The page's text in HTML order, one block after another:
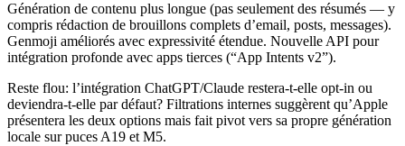
Génération de contenu plus longue (pas seulement des résumés — y
compris rédaction de brouillons complets d’email, posts, messages).
Genmoji améliorés avec expressivité étendue. Nouvelle API pour
intégration profonde avec apps tierces (“App Intents v2”).
Reste flou: l’intégration ChatGPT/Claude restera-t-elle opt-in ou
deviendra-t-elle par défaut? Filtrations internes suggèrent qu’Apple
présentera les deux options mais fait pivot vers sa propre génération
locale sur puces A19 et M5.